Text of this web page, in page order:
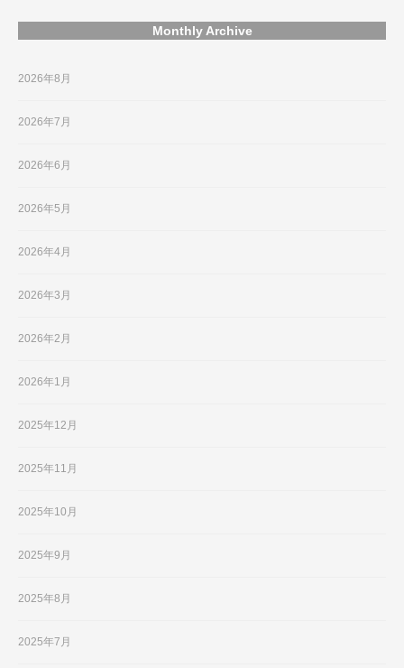
Monthly Archive
2026年8月
2026年7月
2026年6月
2026年5月
2026年4月
2026年3月
2026年2月
2026年1月
2025年12月
2025年11月
2025年10月
2025年9月
2025年8月
2025年7月